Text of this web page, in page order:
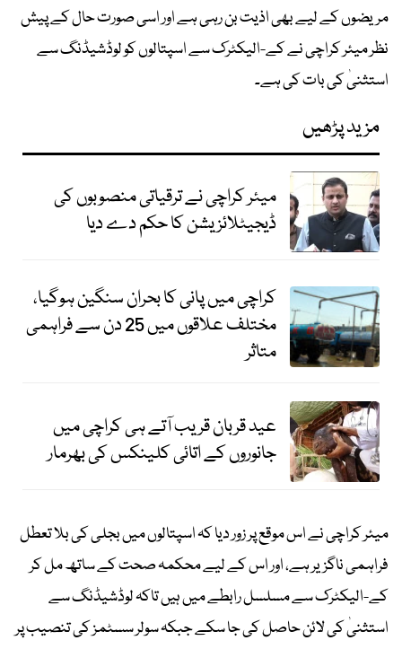
مریضوں کے لیے بھی اذیت بن رہی ہے اور اسی صورت حال کے پیش
نظر میئر کراچی نے کے-الیکٹرک سے اسپتالوں کو لوڈشیڈنگ سے
استثنیٰ کی بات کی ہے۔
مزید پڑھیں
میئر کراچی نے ترقیاتی منصوبوں کی
ڈیجیٹلائزیشن کا حکم دے دیا
کراچی میں پانی کا بحران سنگین ہوگیا،
مختلف علاقوں میں 25 دن سے فراہمی
متاثر
عید قربان قریب آتے ہی کراچی میں
جانوروں کے اتائی کلینکس کی بھرمار
میئر کراچی نے اس موقع پر زور دیا کہ اسپتالوں میں بجلی کی بلا تعطل
فراہمی ناگزیر ہے، اور اس کے لیے محکمہ صحت کے ساتھ مل کر
کے-الیکٹرک سے مسلسل رابطے میں ہیں تاکہ لوڈشیڈنگ سے
استثنیٰ کی لائن حاصل کی جا سکے جبکہ سولر سسٹمز کی تنصیب پر